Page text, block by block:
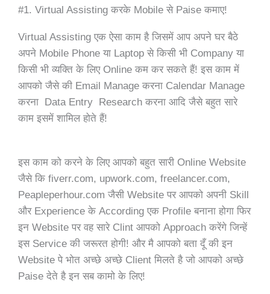
#1. Virtual Assisting करके Mobile से Paise कमाए!
Virtual Assisting एक ऐसा काम है जिसमें आप अपने घर बैठे
अपने Mobile Phone या Laptop से किसी भी Company या
किसी भी व्यक्ति के लिए Online कम कर सकते हैं! इस काम में
आपको जैसे की Email Manage करना Calendar Manage
करना Data Entry Research करना आदि जैसे बहुत सारे
काम इसमें शामिल होते हैं!
इस काम को करने के लिए आपको बहुत सारी Online Website
जैसे कि fiverr.com, upwork.com, freelancer.com,
Peapleperhour.com जैसी Website पर आपको अपनी Skill
और Experience के According एक Profile बनाना होगा फिर
इन Website पर वह सारे Clint आपको Approach करेंगे जिन्हें
इस Service की जरूरत होगी! और मै आपको बता दूँ की इन
Website पे भोत अच्छे अच्छे Client मिलते है जो आपको अच्छे
Paise देते है इन सब कामो के लिए!